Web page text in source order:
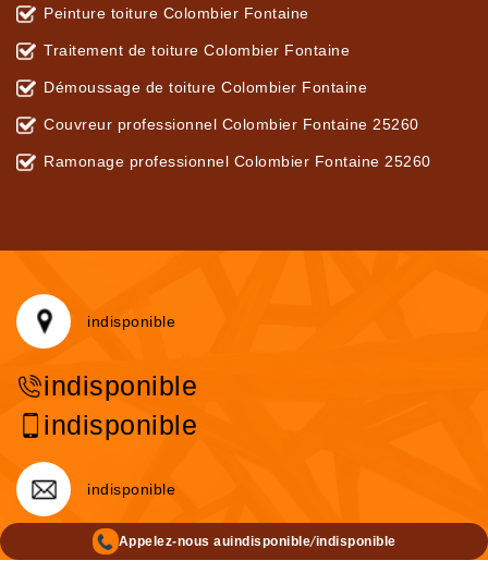
Peinture toiture Colombier Fontaine
Traitement de toiture Colombier Fontaine
Démoussage de toiture Colombier Fontaine
Couvreur professionnel Colombier Fontaine 25260
Ramonage professionnel Colombier Fontaine 25260
indisponible
indisponible
indisponible
indisponible
Appelez-nous auindisponible/indisponible